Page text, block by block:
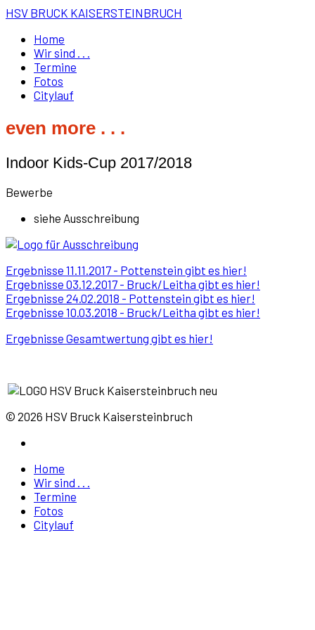
HSV BRUCK KAISERSTEINBRUCH
Home
Wir sind . . .
Termine
Fotos
Citylauf
even more . . .
Indoor Kids-Cup 2017/2018
Bewerbe
siehe Ausschreibung
Ergebnisse 11.11.2017 - Pottenstein gibt es hier!
Ergebnisse 03.12.2017 - Bruck/Leitha gibt es hier!
Ergebnisse 24.02.2018 - Pottenstein gibt es hier!
Ergebnisse 10.03.2018 - Bruck/Leitha gibt es hier!
Ergebnisse Gesamtwertung gibt es hier!
© 2026 HSV Bruck Kaisersteinbruch
Home
Wir sind . . .
Termine
Fotos
Citylauf